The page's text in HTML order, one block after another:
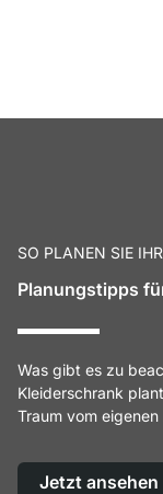
SO PLANEN SIE
Planungstipps
Was gibt es zu
Kleiderschrank
Traum vom
Jetzt ansehen